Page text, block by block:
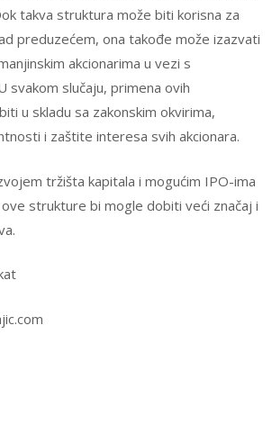
takva struktura može biti korisna za
preduzećem, ona takođe može izazvati
akcionarima u vezi s
svakom slučaju, primena ovih
u skladu sa zakonskim okvirima,
i zaštite interesa svih akcionara.
tržišta kapitala i mogućim IPO-ima
strukture bi mogle dobiti veći značaj i